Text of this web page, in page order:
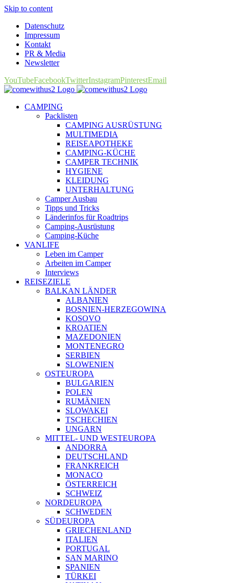
Skip to content
Datenschutz
Impressum
Kontakt
PR & Media
Newsletter
YouTubeFacebookTwitterInstagramPinterestEmail
CAMPING
Packlisten
CAMPING AUSRÜSTUNG
MULTIMEDIA
REISEAPOTHEKE
CAMPING-KÜCHE
CAMPER TECHNIK
HYGIENE
KLEIDUNG
UNTERHALTUNG
Camper Ausbau
Tipps und Tricks
Länderinfos für Roadtrips
Camping-Ausrüstung
Camping-Küche
VANLIFE
Leben im Camper
Arbeiten im Camper
Interviews
REISEZIELE
BALKAN LÄNDER
ALBANIEN
BOSNIEN-HERZEGOWINA
KOSOVO
KROATIEN
MAZEDONIEN
MONTENEGRO
SERBIEN
SLOWENIEN
OSTEUROPA
BULGARIEN
POLEN
RUMÄNIEN
SLOWAKEI
TSCHECHIEN
UNGARN
MITTEL- UND WESTEUROPA
ANDORRA
DEUTSCHLAND
FRANKREICH
MONACO
ÖSTERREICH
SCHWEIZ
NORDEUROPA
SCHWEDEN
SÜDEUROPA
GRIECHENLAND
ITALIEN
PORTUGAL
SAN MARINO
SPANIEN
TÜRKEI